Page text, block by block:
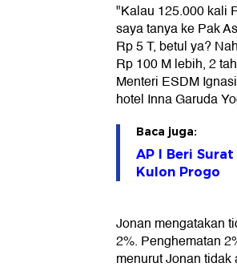
"Kalau 125.000 kali
saya tanya ke Pak
Rp 5 T, betul ya?
Rp 100 M lebih, 2
Menteri ESDM
hotel Inna Garuda
Baca juga:
AP I Beri
Kulon Progo
Jonan mengatakan
2%. Penghematan
menurut Jonan